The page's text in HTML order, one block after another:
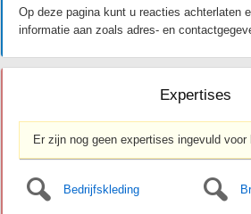
Op deze pagina kunt u reacties achterlaten
informatie aan zoals adres- en
Expertises
Er zijn nog geen expertises ingevuld voor
Bedrijfskleding